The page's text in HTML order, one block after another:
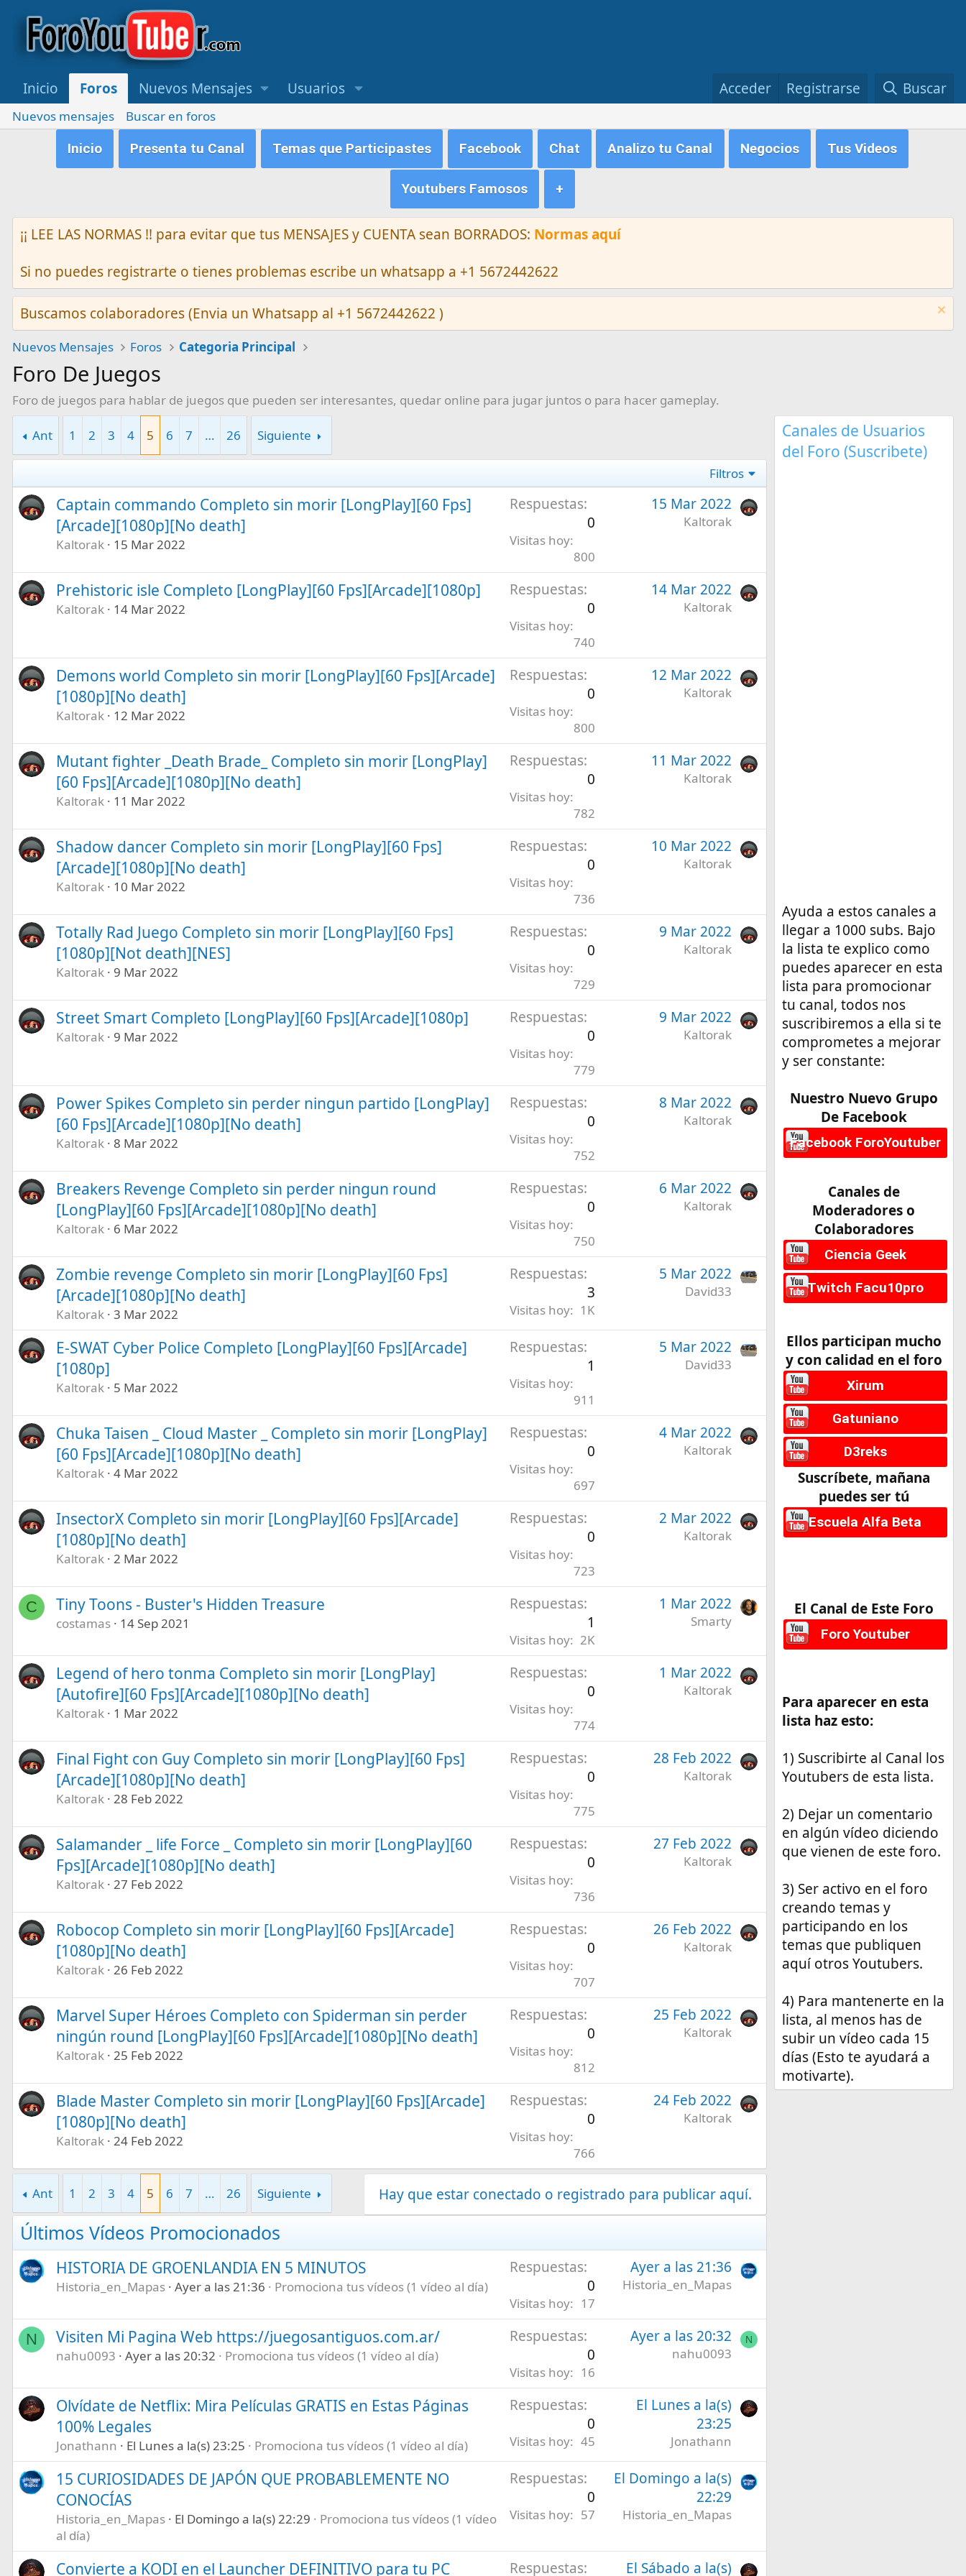
Inicio Foros Nuevos Mensajes Usuarios Acceder Registrarse Buscar
Nuevos mensajes
Buscar en foros
Inicio
Presenta tu Canal Temas que Participastes Facebook Chat Analizo tu Canal Negocios Tus Videos
Youtubers Famosos +
¡¡ LEE LAS NORMAS !! para evitar que tus MENSAJES y CUENTA sean BORRADOS: Normas aquí
Si no puedes registrarte o tienes problemas escribe un whatsapp a +1 5672442622
Buscamos colaboradores (Envia un Whatsapp al +1 5672442622 )
Nuevos Mensajes Foros Categoria Principal
Foro De Juegos
Foro de juegos para hablar de juegos que pueden ser interesantes, quedar online para jugar juntos o para hacer gameplay.
Ant 1 2 3 4 5 6 7 … 26 Siguiente
Filtros
Captain commando Completo sin morir [LongPlay][60 Fps]
[Arcade][1080p][No death]
Kaltorak 15 Mar 2022
Respuestas
0
Visitas hoy
800
15 Mar 2022
Kaltorak
Prehistoric isle Completo [LongPlay][60 Fps][Arcade][1080p]
Kaltorak 14 Mar 2022
Respuestas
0
Visitas hoy
740
14 Mar 2022
Kaltorak
Demons world Completo sin morir [LongPlay][60 Fps][Arcade]
[1080p][No death]
Kaltorak 12 Mar 2022
Respuestas
0
Visitas hoy
800
12 Mar 2022
Kaltorak
Mutant fighter _Death Brade_ Completo sin morir [LongPlay]
[60 Fps][Arcade][1080p][No death]
Kaltorak 11 Mar 2022
Respuestas
0
Visitas hoy
782
11 Mar 2022
Kaltorak
Shadow dancer Completo sin morir [LongPlay][60 Fps]
[Arcade][1080p][No death]
Kaltorak 10 Mar 2022
Respuestas
0
Visitas hoy
736
10 Mar 2022
Kaltorak
Totally Rad Juego Completo sin morir [LongPlay][60 Fps]
[1080p][Not death][NES]
Kaltorak 9 Mar 2022
Respuestas
0
Visitas hoy
729
9 Mar 2022
Kaltorak
Street Smart Completo [LongPlay][60 Fps][Arcade][1080p]
Kaltorak 9 Mar 2022
Respuestas
0
Visitas hoy
779
9 Mar 2022
Kaltorak
Power Spikes Completo sin perder ningun partido [LongPlay]
[60 Fps][Arcade][1080p][No death]
Kaltorak 8 Mar 2022
Respuestas
0
Visitas hoy
752
8 Mar 2022
Kaltorak
Breakers Revenge Completo sin perder ningun round
[LongPlay][60 Fps][Arcade][1080p][No death]
Kaltorak 6 Mar 2022
Respuestas
0
Visitas hoy
750
6 Mar 2022
Kaltorak
Zombie revenge Completo sin morir [LongPlay][60 Fps]
[Arcade][1080p][No death]
Kaltorak 3 Mar 2022
Respuestas
3
Visitas hoy 1K
5 Mar 2022
David33
E-SWAT Cyber Police Completo [LongPlay][60 Fps][Arcade]
[1080p]
Kaltorak 5 Mar 2022
Respuestas
1
Visitas hoy
911
5 Mar 2022
David33
Chuka Taisen _ Cloud Master _ Completo sin morir [LongPlay]
[60 Fps][Arcade][1080p][No death]
Kaltorak 4 Mar 2022
Respuestas
0
Visitas hoy
697
4 Mar 2022
Kaltorak
InsectorX Completo sin morir [LongPlay][60 Fps][Arcade]
[1080p][No death]
Kaltorak 2 Mar 2022
Respuestas
0
Visitas hoy
723
2 Mar 2022
Kaltorak
C Tiny Toons - Buster's Hidden Treasure
costamas 14 Sep 2021
Respuestas
1
Visitas hoy 2K
1 Mar 2022
Smarty
Legend of hero tonma Completo sin morir [LongPlay]
[Autofire][60 Fps][Arcade][1080p][No death]
Kaltorak 1 Mar 2022
Respuestas
0
Visitas hoy
774
1 Mar 2022
Kaltorak
Final Fight con Guy Completo sin morir [LongPlay][60 Fps]
[Arcade][1080p][No death]
Kaltorak 28 Feb 2022
Respuestas
0
Visitas hoy
775
28 Feb 2022
Kaltorak
Salamander _ life Force _ Completo sin morir [LongPlay][60
Fps][Arcade][1080p][No death]
Kaltorak 27 Feb 2022
Respuestas
0
Visitas hoy
736
27 Feb 2022
Kaltorak
Robocop Completo sin morir [LongPlay][60 Fps][Arcade]
[1080p][No death]
Kaltorak 26 Feb 2022
Respuestas
0
Visitas hoy
707
26 Feb 2022
Kaltorak
Marvel Super Héroes Completo con Spiderman sin perder
ningún round [LongPlay][60 Fps][Arcade][1080p][No death]
Kaltorak 25 Feb 2022
Respuestas
0
Visitas hoy
812
25 Feb 2022
Kaltorak
Blade Master Completo sin morir [LongPlay][60 Fps][Arcade]
[1080p][No death]
Kaltorak 24 Feb 2022
Respuestas
0
Visitas hoy
766
24 Feb 2022
Kaltorak
Ant 1 2 3 4 5 6 7 … 26 Siguiente Hay que estar conectado o registrado para publicar aquí.
Últimos Vídeos Promocionados
HISTORIA DE GROENLANDIA EN 5 MINUTOS
Historia_en_Mapas Ayer a las 21:36 Promociona tus vídeos (1 vídeo al día)
Respuestas
0
Visitas hoy 17
Ayer a las 21:36
Historia_en_Mapas
N Visiten Mi Pagina Web https://juegosantiguos.com.ar/
nahu0093 Ayer a las 20:32 Promociona tus vídeos (1 vídeo al día)
Respuestas
0
Visitas hoy 16
Ayer a las 20:32
nahu0093
N
Olvídate de Netflix: Mira Películas GRATIS en Estas Páginas
100% Legales
Jonathann El Lunes a la(s) 23:25 Promociona tus vídeos (1 vídeo al día)
Respuestas
0
Visitas hoy 45
El Lunes a la(s)
23:25
Jonathann
15 CURIOSIDADES DE JAPÓN QUE PROBABLEMENTE NO
CONOCÍAS
Historia_en_Mapas El Domingo a la(s) 22:29
Promociona tus vídeos (1 vídeo
al día)
Respuestas
0
Visitas hoy 57
El Domingo a la(s)
22:29
Historia_en_Mapas
Convierte a KODI en el Launcher DEFINITIVO para tu PC Respuestas El Sábado a la(s)
Canales de Usuarios
del Foro (Suscribete)
Ayuda a estos canales a
llegar a 1000 subs. Bajo
la lista te explico como
puedes aparecer en esta
lista para promocionar
tu canal, todos nos
suscribiremos a ella si te
comprometes a mejorar
y ser constante:
Nuestro Nuevo Grupo
De Facebook
Facebook ForoYoutuber
Canales de
Moderadores o
Colaboradores
Ciencia Geek
Twitch Facu10pro
Ellos participan mucho
y con calidad en el foro
Xirum
Gatuniano
D3reks
Suscríbete, mañana
puedes ser tú
Escuela Alfa Beta
El Canal de Este Foro
Foro Youtuber
Para aparecer en esta
lista haz esto:
1) Suscribirte al Canal los
Youtubers de esta lista.
2) Dejar un comentario
en algún vídeo diciendo
que vienen de este foro.
3) Ser activo en el foro
creando temas y
participando en los
temas que publiquen
aquí otros Youtubers.
4) Para mantenerte en la
lista, al menos has de
subir un vídeo cada 15
días (Esto te ayudará a
motivarte).